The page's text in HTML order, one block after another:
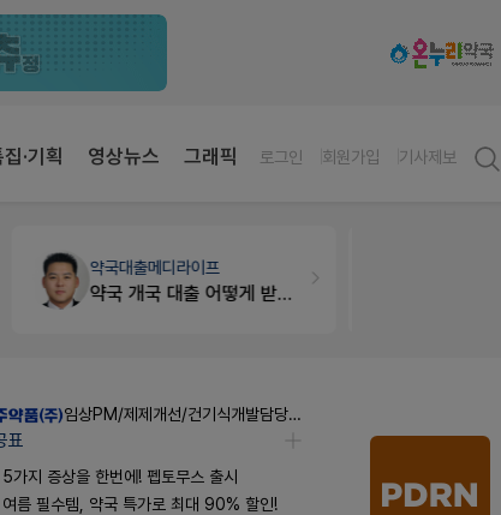
·기획 영상뉴스 그래픽 로그인 회원가입 기사제보
약국대출메디라이프
약국 개국 대출 어떻게 받아야할지 어렵습니다
임상PM/제제개선/건기식개발담당 채용
표
5가지 증상을 한번에! 펩토무스 출시
여름 필수템, 약국 특가로 최대 90% 할인!